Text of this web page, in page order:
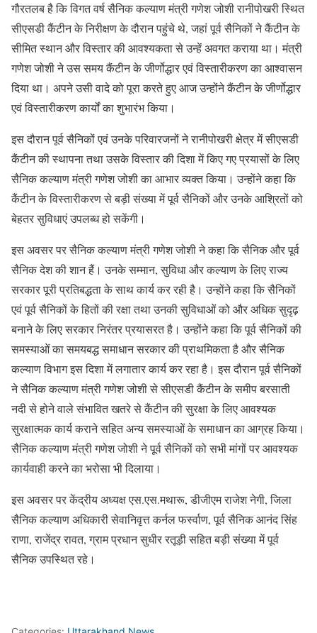
गौरतलब है कि विगत वर्ष सैनिक कल्याण मंत्री गणेश जोशी रानीपोखरी स्थित
सीएसडी कैंटीन के निरीक्षण के दौरान पहुंचे थे, जहां पूर्व सैनिकों ने कैंटीन के
सीमित स्थान और विस्तार की आवश्यकता से उन्हें अवगत कराया था। मंत्री
गणेश जोशी ने उस समय कैंटीन के जीर्णोद्धार एवं विस्तारीकरण का आश्वासन
दिया था। अपने उसी वादे को पूरा करते हुए आज उन्होंने कैंटीन के जीर्णोद्धार
एवं विस्तारीकरण कार्यों का शुभारंभ किया।
इस दौरान पूर्व सैनिकों एवं उनके परिवारजनों ने रानीपोखरी क्षेत्र में सीएसडी
कैंटीन की स्थापना तथा उसके विस्तार की दिशा में किए गए प्रयासों के लिए
सैनिक कल्याण मंत्री गणेश जोशी का आभार व्यक्त किया। उन्होंने कहा कि
कैंटीन के विस्तारीकरण से बड़ी संख्या में पूर्व सैनिकों और उनके आश्रितों को
बेहतर सुविधाएं उपलब्ध हो सकेंगी।
इस अवसर पर सैनिक कल्याण मंत्री गणेश जोशी ने कहा कि सैनिक और पूर्व
सैनिक देश की शान हैं। उनके सम्मान, सुविधा और कल्याण के लिए राज्य
सरकार पूरी प्रतिबद्धता के साथ कार्य कर रही है। उन्होंने कहा कि सैनिकों
एवं पूर्व सैनिकों के हितों की रक्षा तथा उनकी सुविधाओं को और अधिक सुदृढ़
बनाने के लिए सरकार निरंतर प्रयासरत है। उन्होंने कहा कि पूर्व सैनिकों की
समस्याओं का समयबद्ध समाधान सरकार की प्राथमिकता है और सैनिक
कल्याण विभाग इस दिशा में लगातार कार्य कर रहा है। इस दौरान पूर्व सैनिकों
ने सैनिक कल्याण मंत्री गणेश जोशी से सीएसडी कैंटीन के समीप बरसाती
नदी से होने वाले संभावित खतरे से कैंटीन की सुरक्षा के लिए आवश्यक
सुरक्षात्मक कार्य कराने सहित अन्य समस्याओं के समाधान का आग्रह किया।
सैनिक कल्याण मंत्री गणेश जोशी ने पूर्व सैनिकों को सभी मांगों पर आवश्यक
कार्यवाही करने का भरोसा भी दिलाया।
इस अवसर पर केंद्रीय अध्यक्ष एस.एस.मथारू, डीजीएम राजेश नेगी, जिला
सैनिक कल्याण अधिकारी सेवानिवृत्त कर्नल फर्स्वाण, पूर्व सैनिक आनंद सिंह
राणा, राजेंद्र रावत, ग्राम प्रधान सुधीर रतूड़ी सहित बड़ी संख्या में पूर्व
सैनिक उपस्थित रहे।